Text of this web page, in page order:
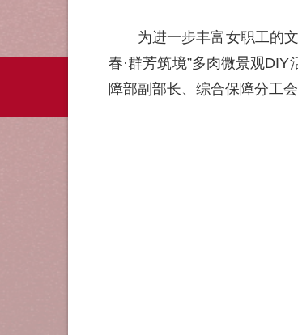
为进一步丰富女职工的
春·群芳筑境”多肉微景观
障部副部长、综合保障分工